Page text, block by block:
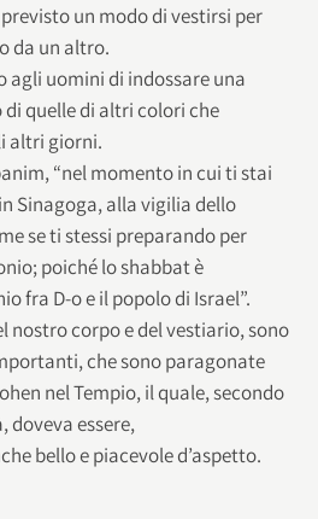
un modo di vestirsi per
da un altro.
agli uomini di indossare una
quelle di altri colori che
altri giorni.
“nel momento in cui ti stai
Sinagoga, alla vigilia dello
se ti stessi preparando per
poiché lo shabbat è
fra D-o e il popolo di Israel”.
nostro corpo e del vestiario, sono
che sono paragonate
nel Tempio, il quale, secondo
doveva essere,
bello e piacevole d’aspetto.